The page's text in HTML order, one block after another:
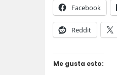
Facebook
Reddit
Me gusta esto: